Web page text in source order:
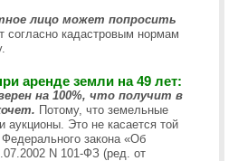
лицо может попросить
согласно кадастровым нормам
аренде земли на 49 лет:
на 100%, что получит в
Потому, что земельные
аукционы. Это не касается той
закона «Об
N 101-ФЗ (ред. от